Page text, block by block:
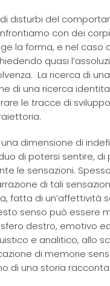
disturbi del
con dei
la forma, e nel caso
quasi
La ricerca di
di una ricerca
le tracce di
dimensione di
di potersi sentire, di
le sensazioni.
di tali
fatta di un’affettività
senso può essere
destro, emotivo
e analitico, allo
di memorie
di una storia